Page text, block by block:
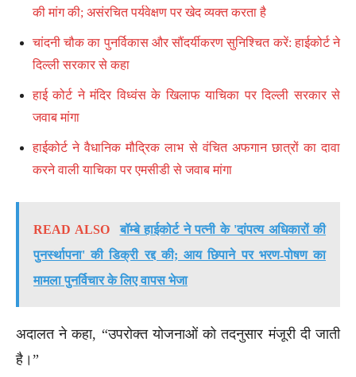
की मांग की; असंरचित पर्यवेक्षण पर खेद व्यक्त करता है
चांदनी चौक का पुनर्विकास और सौंदर्यीकरण सुनिश्चित करें: हाईकोर्ट ने
दिल्ली सरकार से कहा
हाई कोर्ट ने मंदिर विध्वंस के खिलाफ याचिका पर दिल्ली सरकार से
जवाब मांगा
हाईकोर्ट ने वैधानिक मौद्रिक लाभ से वंचित अफगान छात्रों का दावा
करने वाली याचिका पर एमसीडी से जवाब मांगा
READ ALSO
बॉम्बे हाईकोर्ट ने पत्नी के 'दांपत्य अधिकारों की
पुनर्स्थापना' की डिक्री रद्द की; आय छिपाने पर भरण-पोषण का
मामला पुनर्विचार के लिए वापस भेजा
अदालत ने कहा, “उपरोक्त योजनाओं को तदनुसार मंजूरी दी जाती
है।”